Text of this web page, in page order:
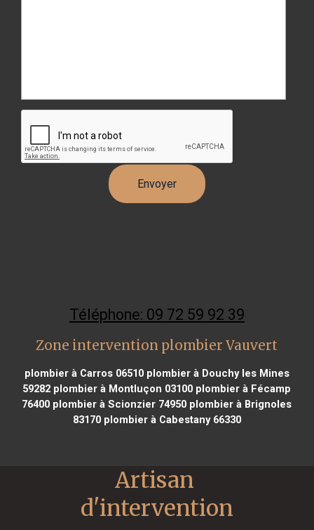
Téléphone: 09 72 59 92 39
Zone intervention plombier Vauvert
plombier à Carros 06510plombier à Douchy les Mines
59282 plombier à Montluçon 03100 plombier à Fécamp
76400 plombier à Scionzier 74950 plombier à Brignoles
83170plombier à Cabestany 66330
Artisan
d'intervention